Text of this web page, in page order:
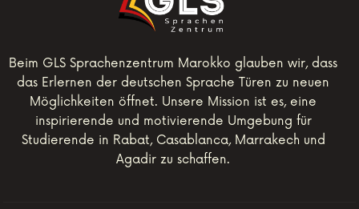
Beim GLS Sprachenzentrum Marokko glauben wir, dass
das Erlernen der deutschen Sprache Türen zu neuen
Möglichkeiten öffnet. Unsere Mission ist es, eine
inspirierende und motivierende Umgebung für
Studierende in Rabat, Casablanca, Marrakech und
Agadir zu schaffen.